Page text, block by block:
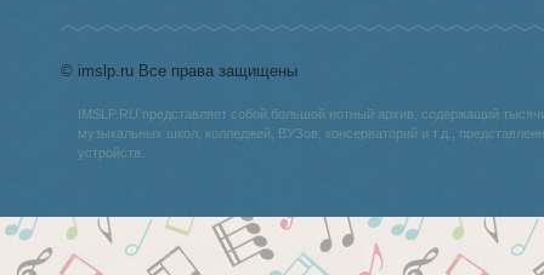
© imslp.ru Все права защищены
IMSLP.RU представляет собой большой нотный архив, содержащий
музыкальных школ, колледжей, ВУЗов, консерваторий и т.д.,
устройств.